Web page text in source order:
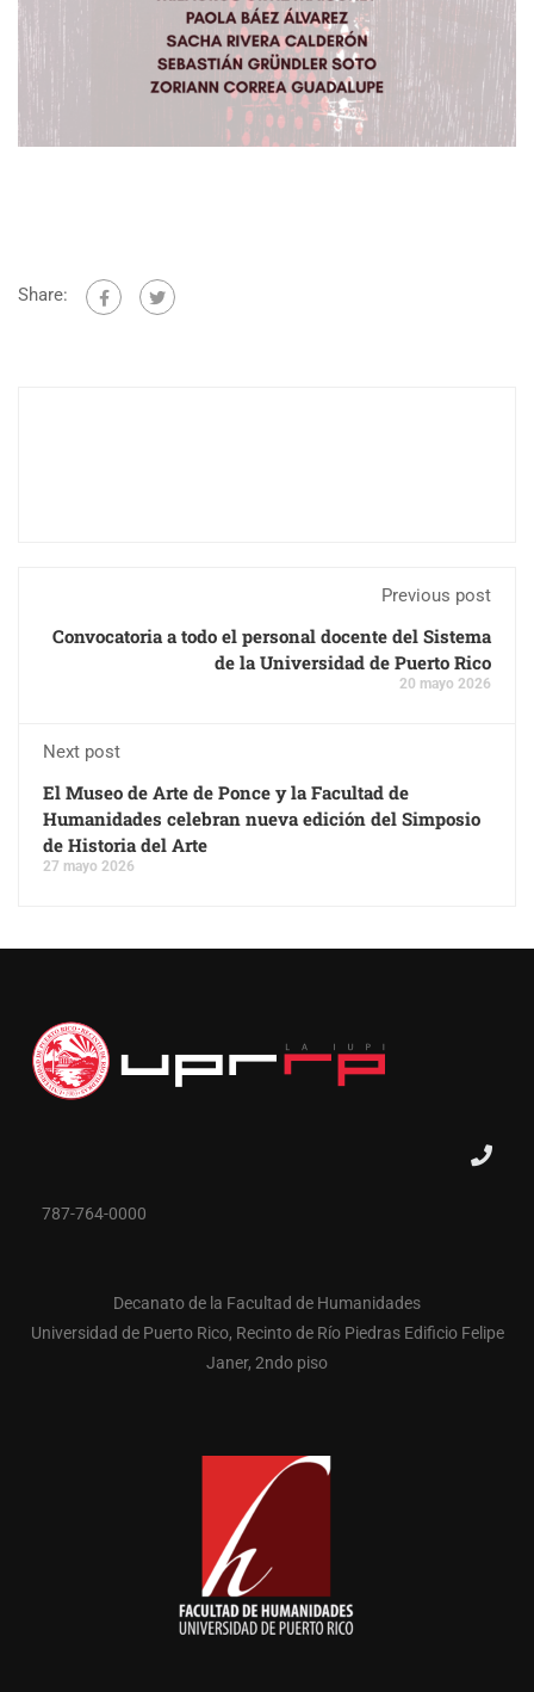
Share:
Previous post
Convocatoria a todo el personal docente del Sistema
de la Universidad de Puerto Rico
20 mayo 2026
Next post
El Museo de Arte de Ponce y la Facultad de
Humanidades celebran nueva edición del Simposio
de Historia del Arte
27 mayo 2026
787-764-0000
Decanato de la Facultad de Humanidades
Universidad de Puerto Rico, Recinto de Río Piedras Edificio Felipe
Janer, 2ndo piso